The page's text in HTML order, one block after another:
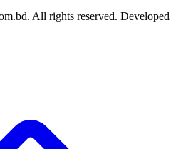
All rights reserved. Developed